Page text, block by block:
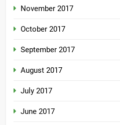
November 2017
October 2017
September 2017
August 2017
July 2017
June 2017